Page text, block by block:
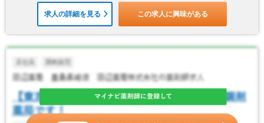
求人の詳細を見る この求人に興味がある